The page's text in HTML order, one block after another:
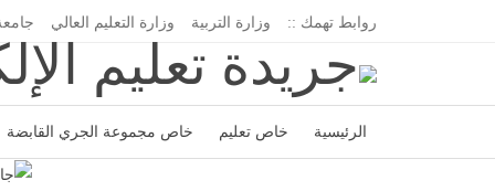
روابط تهمك :: وزارة التربية وزارة التعليم العالي
الرئيسية خاص تعليم خاص مجموعة الجري القابضة